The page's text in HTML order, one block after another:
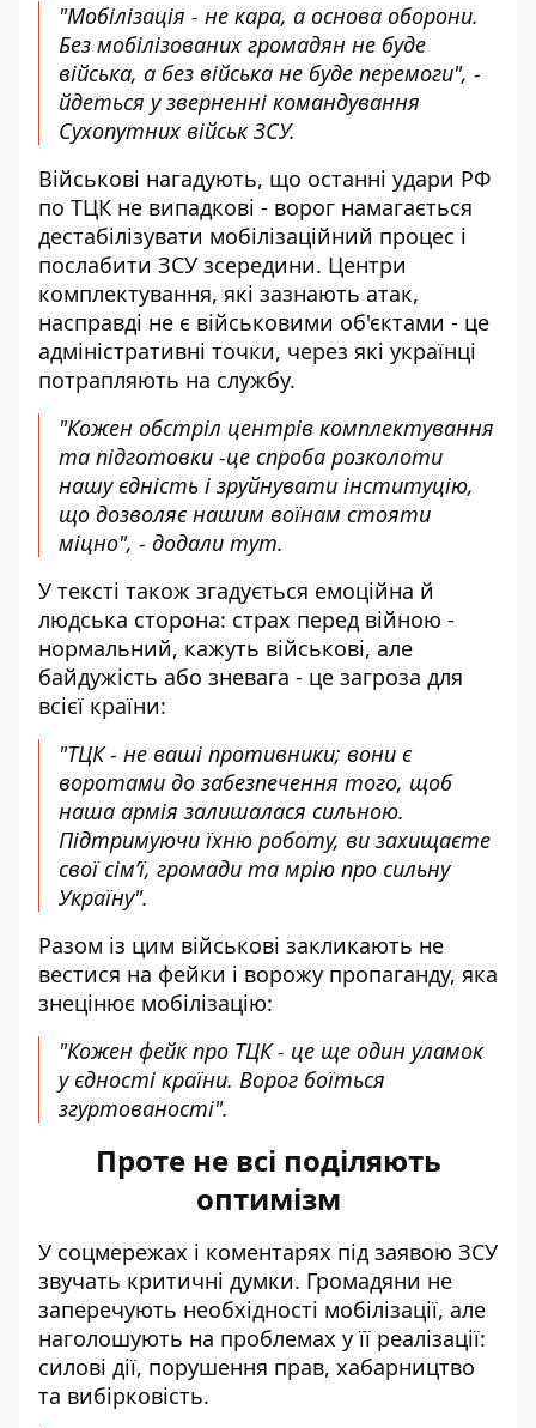
"Мобілізація - не кара, а основа оборони.
Без мобілізованих громадян не буде
війська, а без війська не буде перемоги", -
йдеться у зверненні командування
Сухопутних військ ЗСУ.
Військові нагадують, що останні удари РФ
по ТЦК не випадкові - ворог намагається
дестабілізувати мобілізаційний процес і
послабити ЗСУ зсередини. Центри
комплектування, які зазнають атак,
насправді не є військовими об'єктами - це
адміністративні точки, через які українці
потрапляють на службу.
"Кожен обстріл центрів комплектування
та підготовки -це спроба розколоти
нашу єдність і зруйнувати інституцію,
що дозволяє нашим воїнам стояти
міцно", - додали тут.
У тексті також згадується емоційна й
людська сторона: страх перед війною -
нормальний, кажуть військові, але
байдужість або зневага - це загроза для
всієї країни:
"ТЦК - не ваші противники; вони є
воротами до забезпечення того, щоб
наша армія залишалася сильною.
Підтримуючи їхню роботу, ви захищаєте
свої сім’ї, громади та мрію про сильну
Україну".
Разом із цим військові закликають не
вестися на фейки і ворожу пропаганду, яка
знецінює мобілізацію:
"Кожен фейк про ТЦК - це ще один уламок
у єдності країни. Ворог боїться
згуртованості".
Проте не всі поділяють
оптимізм
У соцмережах і коментарях під заявою ЗСУ
звучать критичні думки. Громадяни не
заперечують необхідності мобілізації, але
наголошують на проблемах у її реалізації:
силові дії, порушення прав, хабарництво
та вибірковість.